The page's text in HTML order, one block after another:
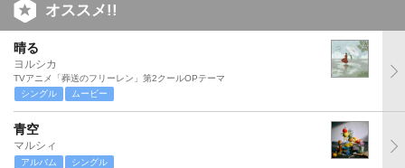
オススメ!!
晴る
ヨルシカ
TVアニメ「葬送のフリーレン」第2クールOPテーマ
シングル
ムービー
青空
マルシィ
アルバム シングル